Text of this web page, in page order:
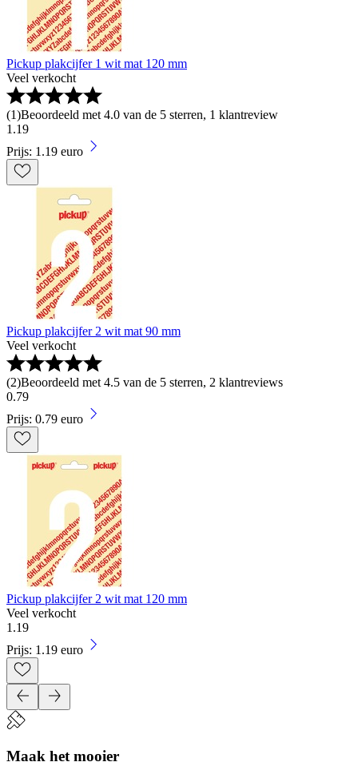
Pickup plakcijfer 1 wit mat 120 mm
Veel verkocht
(1)Beoordeeld met 4.0 van de 5 sterren, 1 klantreview
1 .19
Prijs: 1.19 euro
Pickup plakcijfer 2 wit mat 90 mm
Veel verkocht
(2)Beoordeeld met 4.5 van de 5 sterren, 2 klantreviews
0.79
Prijs: 0.79 euro
Pickup plakcijfer 2 wit mat 120 mm
Veel verkocht
1 .19
Prijs: 1.19 euro
Maak het mooier